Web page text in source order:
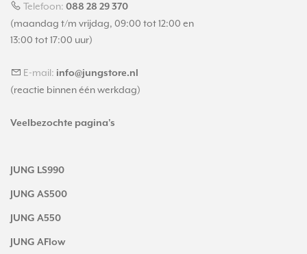
Telefoon: 088 28 29 370
(maandag t/m vrijdag, 09:00 tot 12:00 en
13:00 tot 17:00 uur)
E-mail: info@jungstore.nl
(reactie binnen één werkdag)
Veelbezochte pagina's
JUNG LS990
JUNG AS500
JUNG A550
JUNG AFlow